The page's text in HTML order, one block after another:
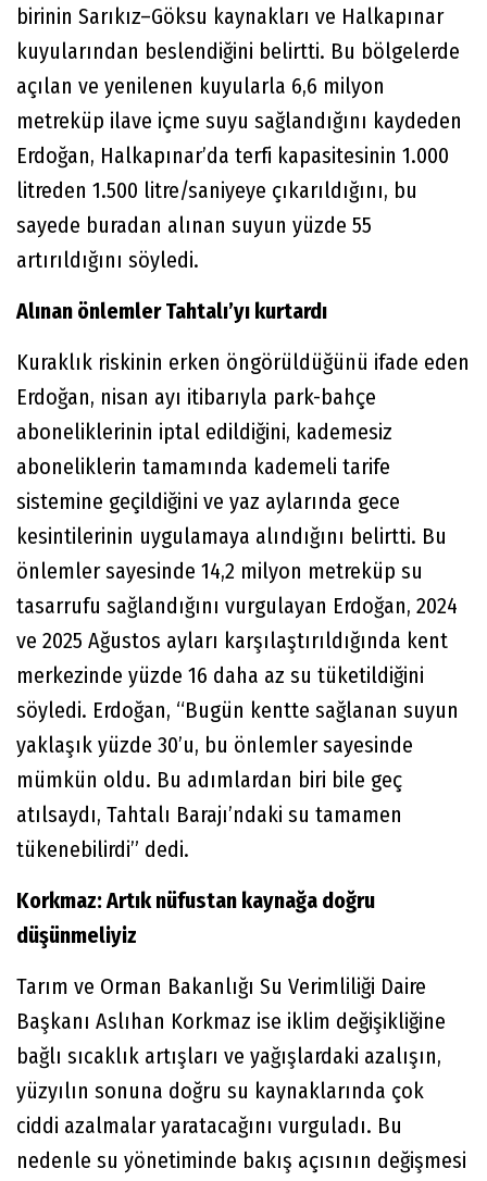
birinin Sarıkız–Göksu kaynakları ve Halkapınar
kuyularından beslendiğini belirtti. Bu bölgelerde
açılan ve yenilenen kuyularla 6,6 milyon
metreküp ilave içme suyu sağlandığını kaydeden
Erdoğan, Halkapınar’da terfi kapasitesinin 1.000
litreden 1.500 litre/saniyeye çıkarıldığını, bu
sayede buradan alınan suyun yüzde 55
artırıldığını söyledi.
Alınan önlemler Tahtalı’yı kurtardı
Kuraklık riskinin erken öngörüldüğünü ifade eden
Erdoğan, nisan ayı itibarıyla park-bahçe
aboneliklerinin iptal edildiğini, kademesiz
aboneliklerin tamamında kademeli tarife
sistemine geçildiğini ve yaz aylarında gece
kesintilerinin uygulamaya alındığını belirtti. Bu
önlemler sayesinde 14,2 milyon metreküp su
tasarrufu sağlandığını vurgulayan Erdoğan, 2024
ve 2025 Ağustos ayları karşılaştırıldığında kent
merkezinde yüzde 16 daha az su tüketildiğini
söyledi. Erdoğan, “Bugün kentte sağlanan suyun
yaklaşık yüzde 30’u, bu önlemler sayesinde
mümkün oldu. Bu adımlardan biri bile geç
atılsaydı, Tahtalı Barajı’ndaki su tamamen
tükenebilirdi” dedi.
Korkmaz: Artık nüfustan kaynağa doğru
düşünmeliyiz
Tarım ve Orman Bakanlığı Su Verimliliği Daire
Başkanı Aslıhan Korkmaz ise iklim değişikliğine
bağlı sıcaklık artışları ve yağışlardaki azalışın,
yüzyılın sonuna doğru su kaynaklarında çok
ciddi azalmalar yaratacağını vurguladı. Bu
nedenle su yönetiminde bakış açısının değişmesi